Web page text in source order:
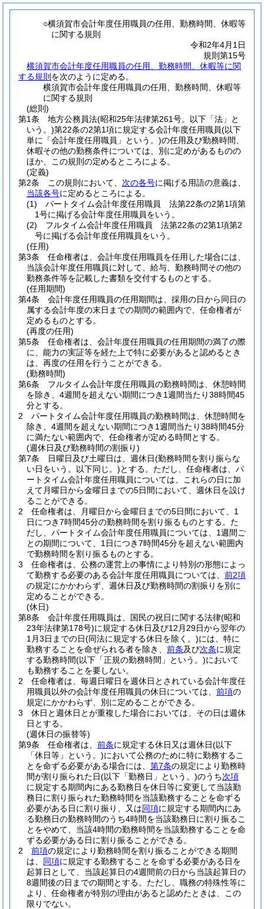
○横須賀市会計年度任用職員の任用、勤務時間、休暇等
に関する規則
令和2年4月1日
規則第15号
横須賀市会計年度任用職員の任用、勤務時間、休暇等に関
する規則 を次のように定める。
横須賀市会計年度任用職員の任用、勤務時間、休暇等
に関する規則
(総則)
第1条
地方公務員法(昭和25年法律第261号。以下「法」と
いう。)第22条の2第1項に規定する会計年度任用職員(以下
単に「会計年度任用職員」という。)の任用及び勤務時間、
休暇その他の勤務条件については、別に定めがあるものの
ほか、この規則の定めるところによる。
(定義)
第2条
この規則において、 次の各号に掲げる用語の意義は、
当該各号に定めるところによる。
(1)
パートタイム会計年度任用職員 法第22条の2第1項第
1号に掲げる会計年度任用職員をいう。
(2)
フルタイム会計年度任用職員 法第22条の2第1項第2
号に掲げる会計年度任用職員をいう。
(任用)
第3条
任命権者は、会計年度任用職員を任用した場合には、
当該会計年度任用職員に対して、給与、勤務時間その他の
勤務条件等を記載した書類を交付するものとする。
(任用期間)
第4条
会計年度任用職員の任用期間は、採用の日から同日の
属する会計年度の末日までの期間の範囲内で、任命権者が
定めるものとする。
(再度の任用)
第5条
任命権者は、会計年度任用職員の任用期間の満了の際
に、能力の実証等を経た上で特に必要があると認めるとき
は、再度の任用を行うことができる。
(勤務時間)
第6条
フルタイム会計年度任用職員の勤務時間は、休憩時間
を除き、4週間を超えない期間につき1週間当たり38時間45
分とする。
2
パートタイム会計年度任用職員の勤務時間は、休憩時間を
除き、4週間を超えない期間につき1週間当たり38時間45分
に満たない範囲内で、任命権者が定める時間とする。
(週休日及び勤務時間の割振り)
第7条
日曜日及び土曜日は、週休日(勤務時間を割り振らな
い日をいう。以下同じ。)とする。 ただし、任命権者は、パ
ートタイム会計年度任用職員については、これらの日に加
えて月曜日から金曜日までの5日間において、週休日を設け
ることができる。
2
任命権者は、月曜日から金曜日までの5日間において、1
日につき7時間45分の勤務時間を割り振るものとする。 た
だし、パートタイム会計年度任用職員については、1週間ご
との期間について、1日につき7時間45分を超えない範囲内
で勤務時間を割り振るものとする。
3
任命権者は、公務の運営上の事情により特別の形態によっ
て勤務する必要のある会計年度任用職員については、 前2項
の規定にかかわらず、週休日及び勤務時間の割振りを別に
定めることができる。
(休日)
第8条
会計年度任用職員は、国民の祝日に関する法律(昭和
23年法律第178号)に規定する休日及び12月29日から翌年の
1月3日までの日(同法に規定する休日を除く。)には、特に
勤務することを命ぜられる者を除き、 前条及び次条に規定
する勤務時間(以下「正規の勤務時間」という。)において
も勤務することを要しない。
2
任命権者は、毎週日曜日を週休日とされている会計年度任
用職員以外の会計年度任用職員の休日については、 前項の
規定にかかわらず、別に定めることができる。
3
休日と週休日とが重複した場合においては、その日は週休
日とする。
(週休日の振替等)
第9条
任命権者は、 前条に規定する休日又は週休日(以下
「休日等」という。)において公務のために特に勤務するこ
とを命ずる必要がある場合には、 第7条の規定により勤務時
間が割り振られた日(以下「勤務日」という。)のうち次項
に規定する期間内にある勤務日を休日等に変更して当該勤
務日に割り振られた勤務時間を当該勤務することを命ずる
必要がある日に割り振り、又は同項に規定する期間内にあ
る勤務日の勤務時間のうち4時間を当該勤務日に割り振るこ
とをやめて、当該4時間の勤務時間を当該勤務することを命
ずる必要がある日に割り振ることができる。
2
前項の規定により勤務時間を割り振ることができる期間
は、 同項に規定する勤務することを命ずる必要がある日を
起算日として、当該起算日の4週間前の日から当該起算日の
8週間後の日までの期間とする。 ただし、職務の特殊性等に
より、任命権者が特別の理由があると認めたときは、この
限りでない。